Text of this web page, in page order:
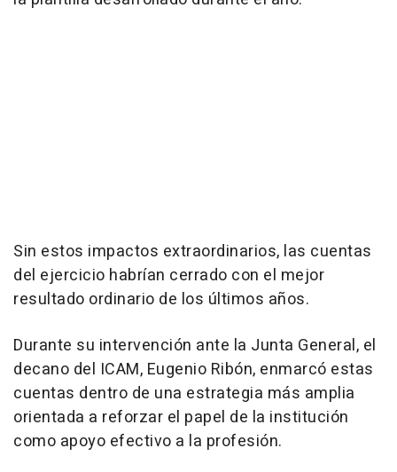
Sin estos impactos extraordinarios, las cuentas
del ejercicio habrían cerrado con el mejor
resultado ordinario de los últimos años.
Durante su intervención ante la Junta General, el
decano del ICAM, Eugenio Ribón, enmarcó estas
cuentas dentro de una estrategia más amplia
orientada a reforzar el papel de la institución
como apoyo efectivo a la profesión.